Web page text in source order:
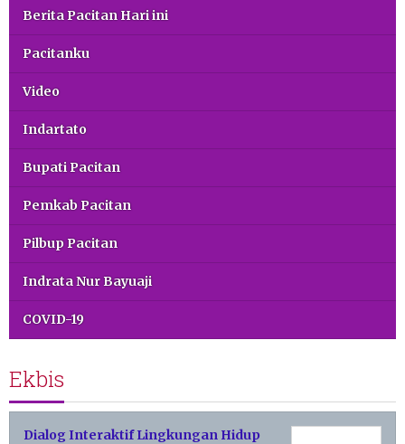
Berita Pacitan Hari ini
Pacitanku
Video
Indartato
Bupati Pacitan
Pemkab Pacitan
Pilbup Pacitan
Indrata Nur Bayuaji
COVID-19
Ekbis
Dialog Interaktif Lingkungan Hidup